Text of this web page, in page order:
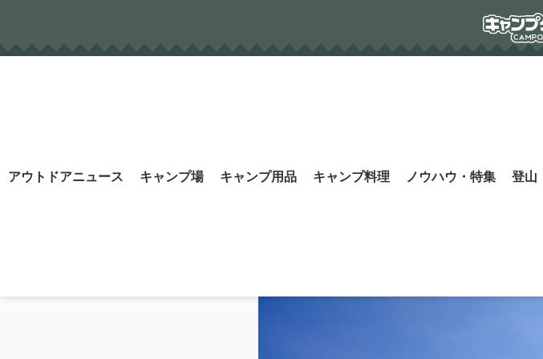
アウトドアニュース キャンプ場 キャンプ用品 キャンプ料理 ノウハウ・特集 登山
Search